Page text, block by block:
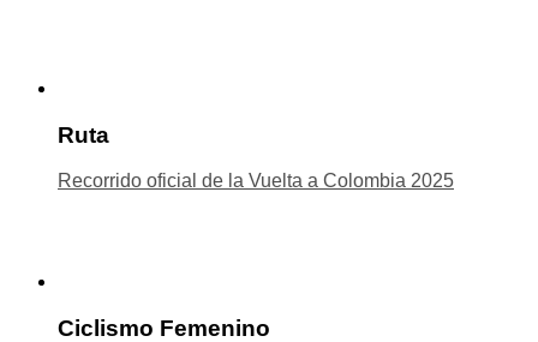
Ruta
Recorrido oficial de la Vuelta a Colombia 2025
Ciclismo Femenino